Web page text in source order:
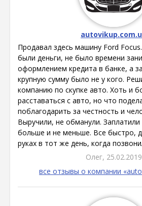
Продавал здесь машину Ford
были деньги, не было времени
оформлением кредита в банке, а
крупную сумму было не у кого.
компанию по скупке авто. Хоть и
расставаться с авто, но что
поблагодарить за честность и
Выручили, не обманули.
больше и не меньше. Все быстро,
руках в тот же день, когда
Олег, 25.02.2019
все отзывы о компании